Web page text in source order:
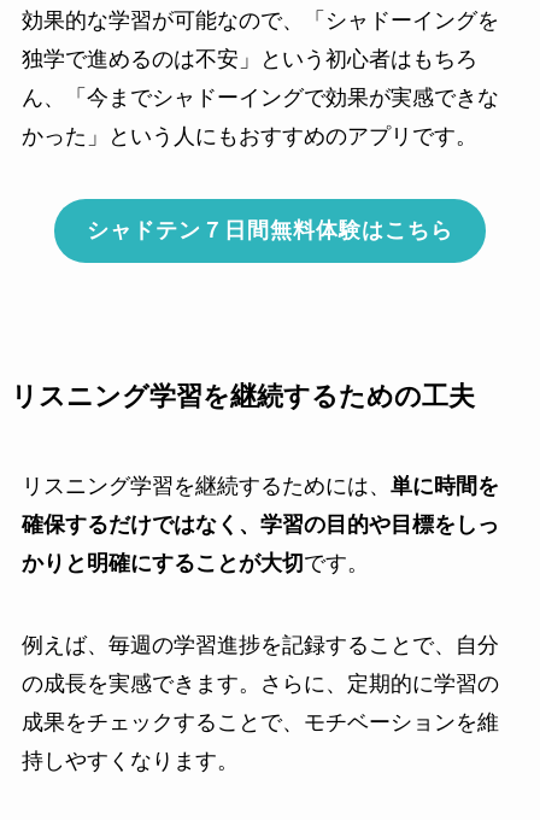
効果的な学習が可能なので、「シャドーイングを
独学で進めるのは不安」という初心者はもちろ
ん、「今までシャドーイングで効果が実感できな
かった」という人にもおすすめのアプリです。
シャドテン７日間無料体験はこちら
リスニング学習を継続するための工夫
リスニング学習を継続するためには、 単に時間を
確保するだけではなく、学習の目的や目標をしっ
かりと明確にすることが大切です。
例えば、毎週の学習進捗を記録することで、自分
の成長を実感できます。さらに、定期的に学習の
成果をチェックすることで、モチベーションを維
持しやすくなります。